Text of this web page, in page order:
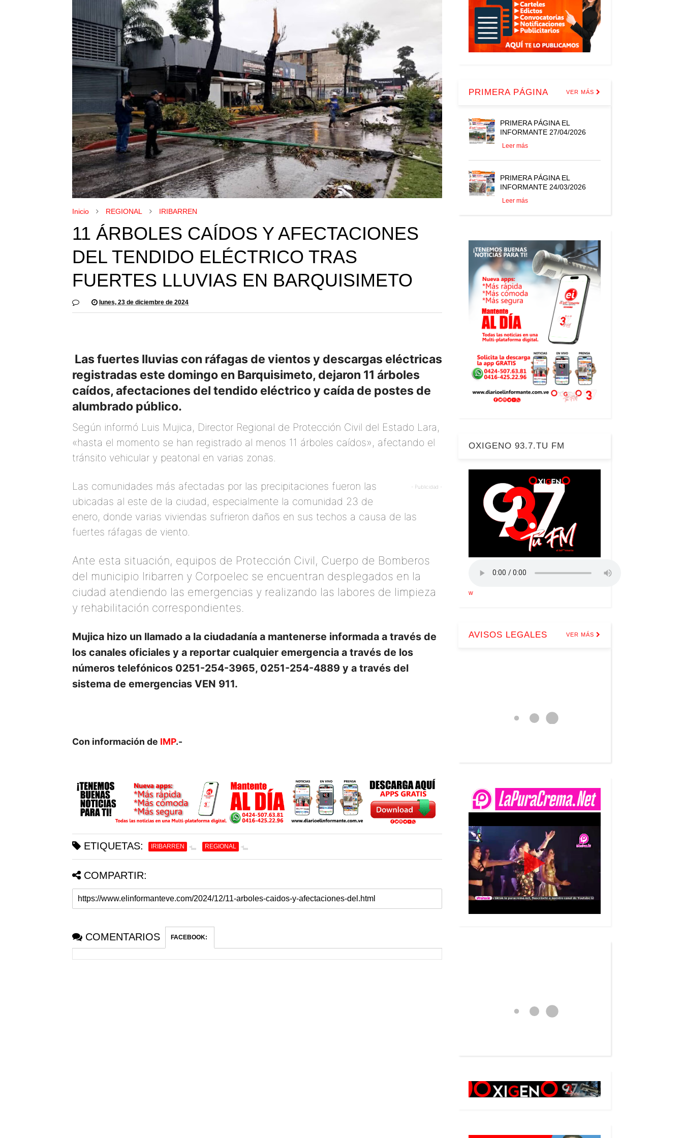
Inicio REGIONAL IRIBARREN
11 ÁRBOLES CAÍDOS Y AFECTACIONES
DEL TENDIDO ELÉCTRICO TRAS
FUERTES LLUVIAS EN BARQUISIMETO
lunes, 23 de diciembre de 2024
Las fuertes lluvias con ráfagas de vientos y descargas eléctricas
registradas este domingo en Barquisimeto, dejaron 11 árboles
caídos, afectaciones del tendido eléctrico y caída de postes de
alumbrado público.
Según informó Luis Mujica, Director Regional de Protección Civil del Estado Lara,
«hasta el momento se han registrado al menos 11 árboles caídos», afectando el
tránsito vehicular y peatonal en varias zonas.
- Publicidad -
Las comunidades más afectadas por las precipitaciones fueron las
ubicadas al este de la ciudad, especialmente la comunidad 23 de
enero, donde varias viviendas sufrieron daños en sus techos a causa de las
fuertes ráfagas de viento.
Ante esta situación, equipos de Protección Civil, Cuerpo de Bomberos
del municipio Iribarren y Corpoelec se encuentran desplegados en la
ciudad atendiendo las emergencias y realizando las labores de limpieza
y rehabilitación correspondientes.
Mujica hizo un llamado a la ciudadanía a mantenerse informada a través de
los canales oficiales y a reportar cualquier emergencia a través de los
números telefónicos 0251-254-3965, 0251-254-4889 y a través del
sistema de emergencias VEN 911.
Con información de IMP.-
ETIQUETAS: IRIBARREN REGIONAL
COMPARTIR:
COMENTARIOS FACEBOOK:
PRIMERA PÁGINA VER MÁS
PRIMERA PÁGINA EL
INFORMANTE 27/04/2026
Leer más
PRIMERA PÁGINA EL
INFORMANTE 24/03/2026
Leer más
OXIGENO 93.7.TU FM
w
AVISOS LEGALES VER MÁS